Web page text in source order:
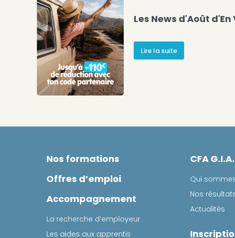
Les News d'Août d'En
Lire la suite
Nos formations
Offres d’emploi
Accompagnement
La recherche d’employeur
Les aides aux apprentis
CFA
Qui
Nos
Actualités